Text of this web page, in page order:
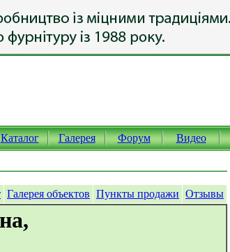
Каталог Галерея Форум Видео
Галерея объектов Пункты продажи Отзывы